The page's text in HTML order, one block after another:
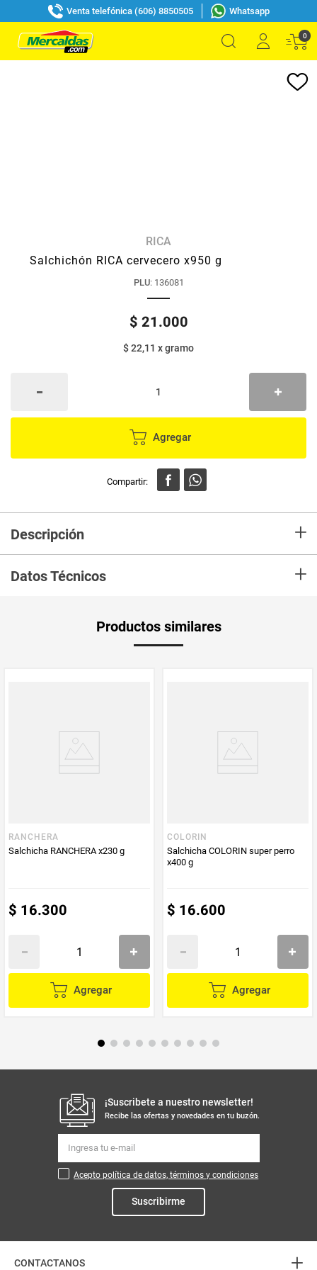
Venta telefónica (606) 8850505 Whatsapp
0
RICA
Salchichón RICA cervecero x950 g
PLU: 136081
$ 21.000
$ 22,11 xgramo
Agregar
Descripción +
Datos Técnicos +
Producto (kg)
Productos similares
RANCHERA
Salchicha RANCHERA x230 g
$ 16.300
Agregar
COLORIN
Salchicha COLORIN super perro
x400 g
$ 16.600
Agregar
¡Suscribete a nuestro newsletter!
Recibe las ofertas y novedades en tu buzón.
Acepto política de datos, términos y condiciones
Suscribirme
CONTACTANOS +